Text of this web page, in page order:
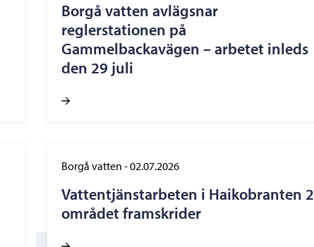
Borgå vatten avlägsnar
reglerstationen på
Gammelbackavägen – arbetet inleds
den 29 juli
Borgå vatten -02.07.2026
Vattentjänstarbeten i Haikobranten 2
området framskrider